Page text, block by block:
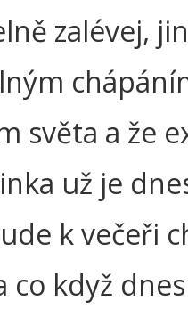
zalévej,
světa a že
už je
k večeři
co když dnes